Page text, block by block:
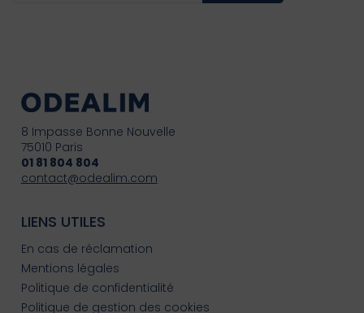
8 Impasse Bonne Nouvelle
75010 Paris
01 81 804 804
contact@odealim.com
LIENS UTILES
En cas de réclamation
Mentions légales
Politique de confidentialité
Politique de gestion des cookies